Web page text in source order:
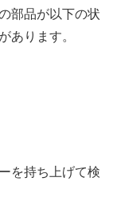
部品が以下の状
あります。
を持ち上げて検